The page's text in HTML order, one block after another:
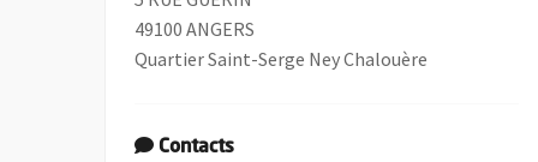
49100 ANGERS
Quartier Saint-Serge Ney Chalouère
Contacts